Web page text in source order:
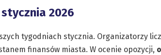
2026
tygodniach stycznia. Organizatorzy
finansów miasta. W ocenie opozycji,